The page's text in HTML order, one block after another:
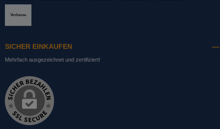
Vorkasse
SICHER EINKAUFEN
Mehrfach ausgezeichnet und zertifiziert!